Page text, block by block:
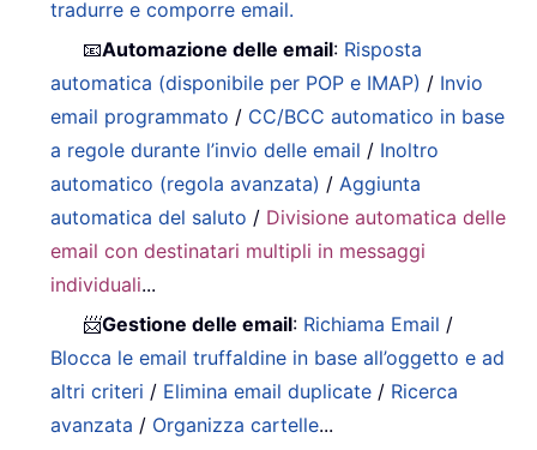
tradurre e comporre email.
📧Automazione delle email: Risposta
automatica (disponibile per POP e IMAP) / Invio
email programmato / CC/BCC automatico in base
a regole durante l’invio delle email / Inoltro
automatico (regola avanzata) / Aggiunta
automatica del saluto / Divisione automatica delle
email con destinatari multipli in messaggi
individuali...
📨Gestione delle email: Richiama Email /
Blocca le email truffaldine in base all’oggetto e ad
altri criteri / Elimina email duplicate / Ricerca
avanzata / Organizza cartelle...